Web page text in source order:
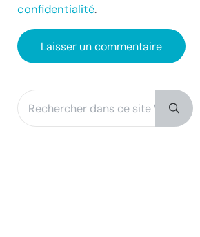
confidentialité.
Sidebar